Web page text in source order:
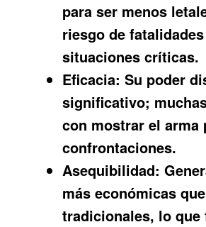
para ser menos
riesgo de
situaciones críticas.
Eficacia: Su poder
significativo;
con mostrar el arma
confrontaciones.
Asequibilidad:
más económicas
tradicionales, lo